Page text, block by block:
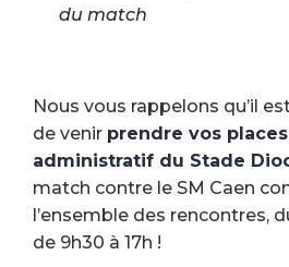
du match
Nous vous rappelons qu’il
de venir prendre vos
administratif du Stade
match contre le SM Caen
l’ensemble des rencontres,
de 9h30 à 17h !